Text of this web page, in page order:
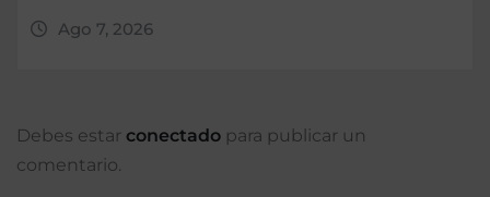
Ago 7, 2026
Debes estar conectado para publicar un
comentario.